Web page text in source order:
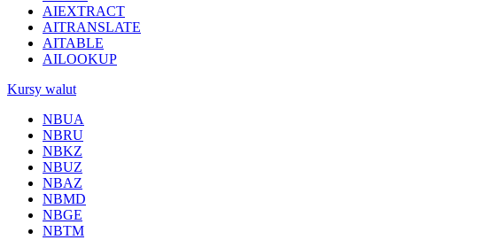
AIEXTRACT
AITRANSLATE
AITABLE
AILOOKUP
Kursy walut
NBUA
NBRU
NBKZ
NBUZ
NBAZ
NBMD
NBGE
NBTM